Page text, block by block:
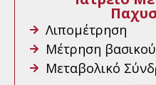
Λιπομέτρηση
Μέτρηση
Μεταβολικό